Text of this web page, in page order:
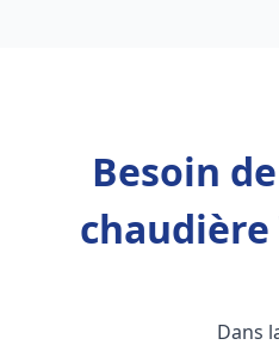
Besoin
chaudière
Dans